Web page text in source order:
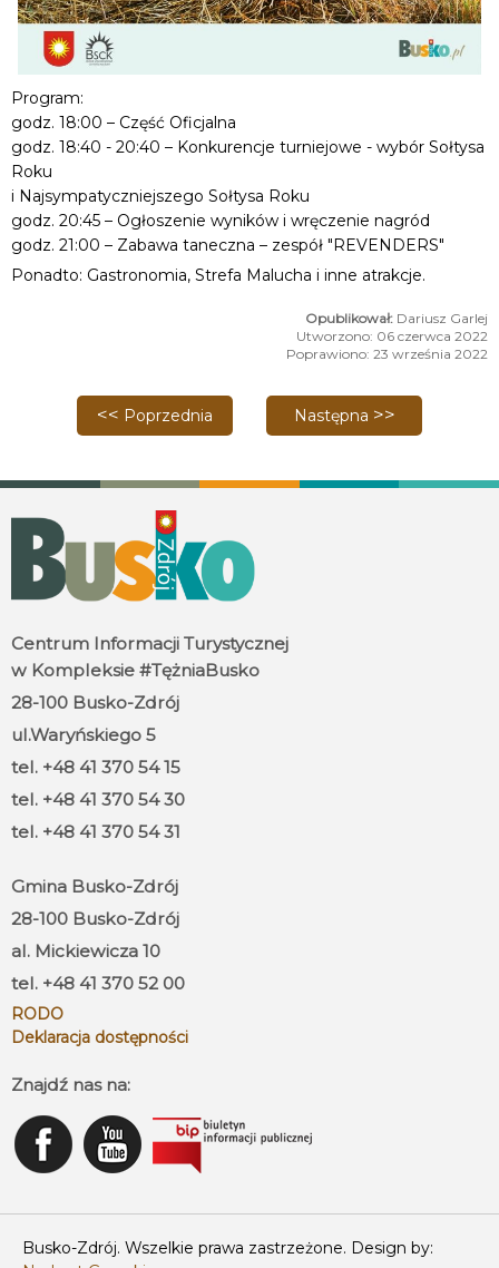
Program:
godz. 18:00 – Część Oficjalna
godz. 18:40 - 20:40 – Konkurencje turniejowe - wybór Sołtysa
Roku
i Najsympatyczniejszego Sołtysa Roku
godz. 20:45 – Ogłoszenie wyników i wręczenie nagród
godz. 21:00 – Zabawa taneczna – zespół "REVENDERS"
Ponadto: Gastronomia, Strefa Malucha i inne atrakcje.
Dariusz Garlej
Utworzono: 06 czerwca 2022
Poprawiono: 23 września 2022
Poprzednia strona: Tło do autoportretu - wystawa
Poprzednia Następna strona:
Następna
Centrum Informacji Turystycznej
w Kompleksie #TężniaBusko
28-100 Busko-Zdrój
ul.Waryńskiego 5
tel. +48 41 370 54 15
tel. +48 41 370 54 30
tel. +48 41 370 54 31
Gmina Busko-Zdrój
28-100 Busko-Zdrój
al. Mickiewicza 10
tel. +48 41 370 52 00
RODO
Deklaracja dostępności
Znajdź nas na:
Busko-Zdrój. Wszelkie prawa zastrzeżone. Design by: